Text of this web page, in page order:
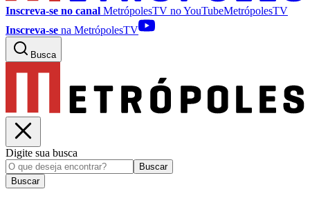
Inscreva-se no canal MetrópolesTV noYouTubeMetrópolesTV
Inscreva-se na MetrópolesTV
Busca
Digite sua busca
Buscar
Buscar